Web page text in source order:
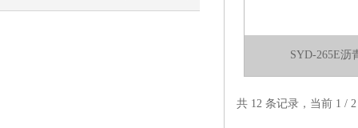
SYD-265E沥
共 12 条记录，当前 1